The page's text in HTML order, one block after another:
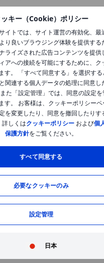
ッキー（Cookie）ポリシー
イトでは、サイト運営の有効化、最
り良いブラウジング体験を提供する
ライズされた広告コンテンツを提供
アへの接続を可能にするために、ク
す。 「すべて同意する」を選択する
関連する個人データの処理に同意し
た「設定管理」では、同意の設定
す。 お客様は、クッキーポリシー
を変更したり、同意を撤回したりす
しくはクッキーポリシー および個
保護方針をご覧ください。
すべて同意する
必要なクッキーのみ
設定管理
日本
/
ません。ページを更新する
か、時間をおいて再度お試しく
ださい。